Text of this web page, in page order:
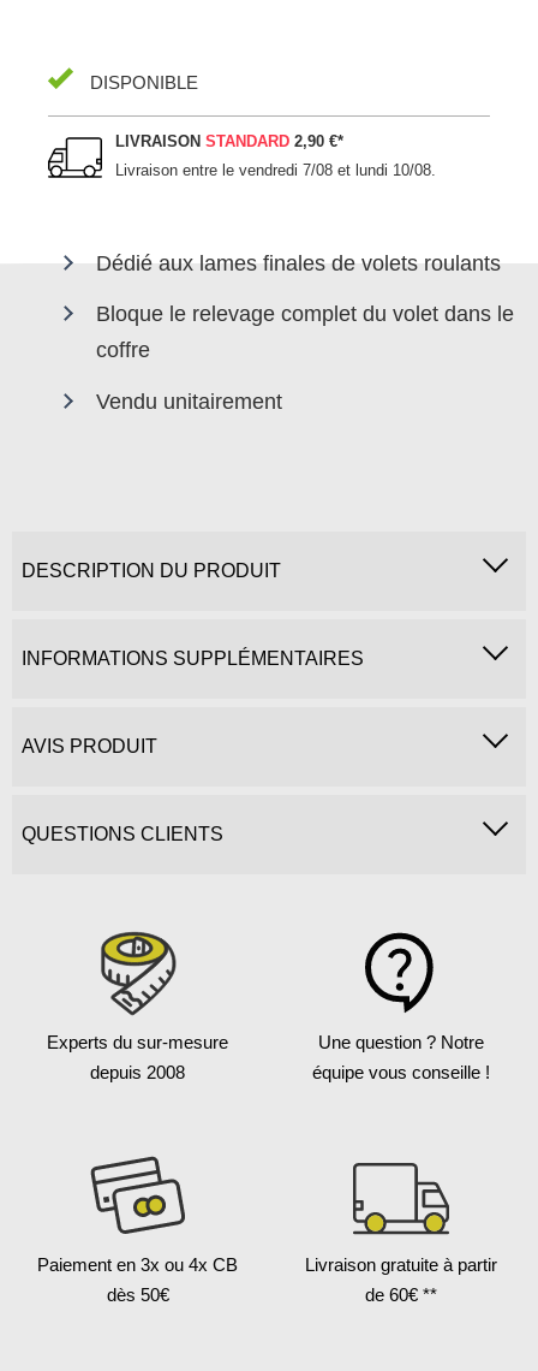
DISPONIBLE
LIVRAISONSTANDARD 2,90 €*
Livraison entre levendredi 7/08 et lundi 10/08
Dédié aux lames finales de volets roulants
Bloque le relevage complet du volet dans le
coffre
Vendu unitairement
DESCRIPTION DU PRODUIT
INFORMATIONS SUPPLÉMENTAIRES
AVIS PRODUIT
QUESTIONS CLIENTS
Experts du sur-mesure
depuis 2008
Une question ? Notre
équipe vous conseille !
Paiement en 3x ou 4x CB
dès 50€
Livraison gratuite à partir
de 60€ **